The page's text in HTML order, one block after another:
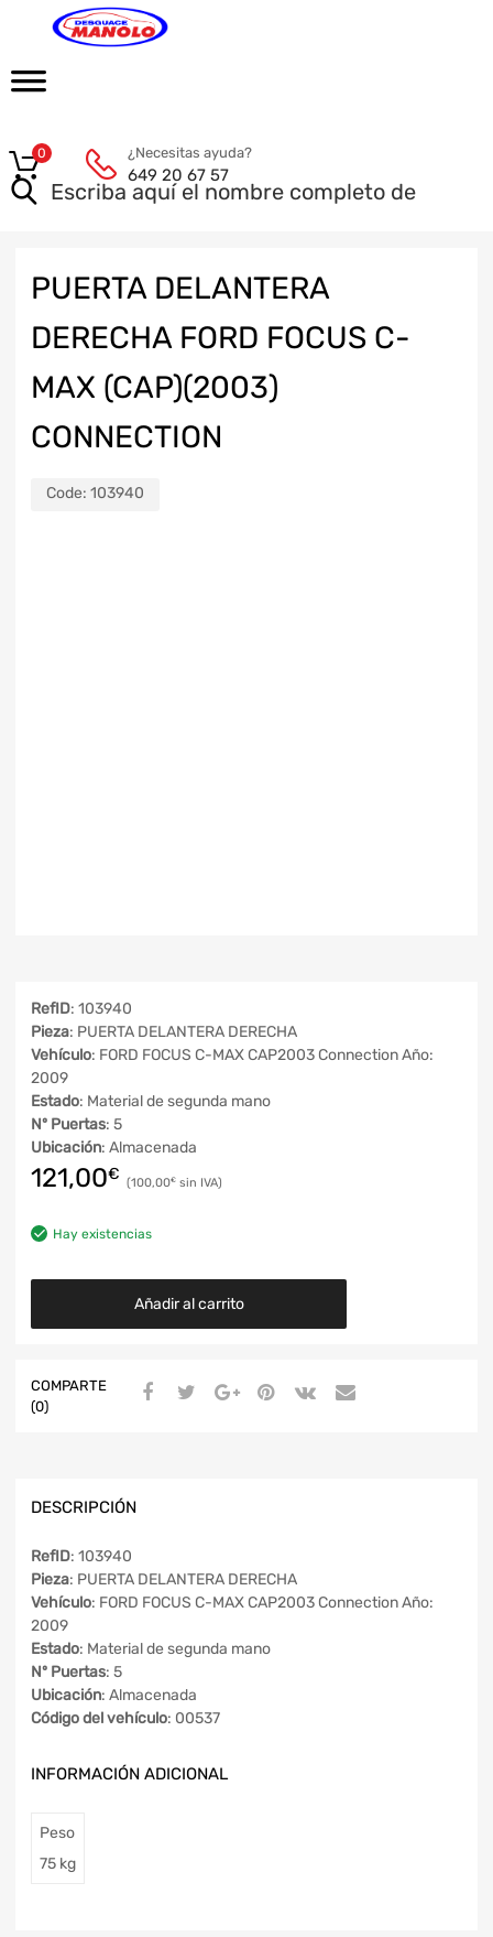
¿Necesitas ayuda?
649 20 67 57
0
PUERTA DELANTERA
DERECHA FORD FOCUS C-
MAX (CAP)(2003)
CONNECTION
Code: 103940
RefID: 103940
Pieza: PUERTA DELANTERA DERECHA
Vehículo: FORD FOCUS C-MAX CAP2003 Connection Año:
2009
Estado: Material de segunda mano
Nº Puertas: 5
Ubicación: Almacenada
121,00€ 100,00€
Hay existencias
Añadir al carrito
COMPARTE
(0)
DESCRIPCIÓN
RefID: 103940
Pieza: PUERTA DELANTERA DERECHA
Vehículo: FORD FOCUS C-MAX CAP2003 Connection Año:
2009
Estado: Material de segunda mano
Nº Puertas: 5
Ubicación: Almacenada
Código del vehículo: 00537
INFORMACIÓN ADICIONAL
Peso
75 kg